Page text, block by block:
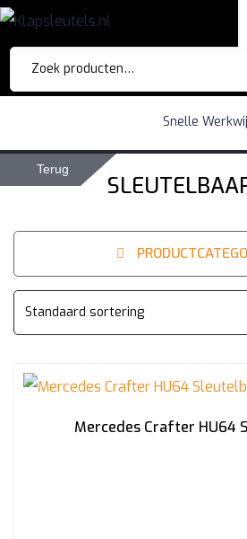
Zoeken
naar:
Snelle
Terug
Mercedes Crafter HU64